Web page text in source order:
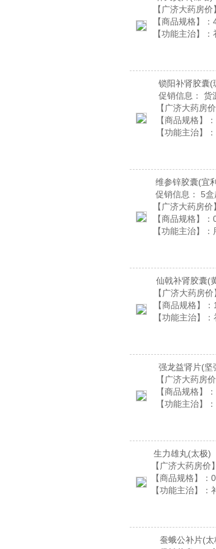
【广济大药房价
【商品规格】：
【功能主治】：
锁阳补肾胶囊(
促销信息：
货
【广济大药房价
【商品规格】：
【功能主治】：
维参锌胶囊(宜
促销信息：
5盒
【广济大药房价
【商品规格】：
【功能主治】：
仙戟补肾胶囊(
【广济大药房价
【商品规格】：
【功能主治】：
强龙益肾片(坚
【广济大药房价
【商品规格】：
【功能主治】：
生力雄丸(太极)
【广济大药房价
【商品规格】：
【功能主治】：
蚕蛾公补片(太